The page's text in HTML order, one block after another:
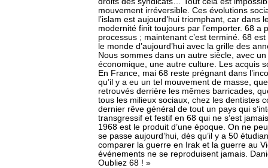
mouvement irréversible. Ces évolutions
l’islam est aujourd’hui triomphant, car
modernité finit toujours par l’emporter. 68
processus ; maintenant c’est terminé. 68
le monde d’aujourd’hui avec la grille des
Nous sommes dans un autre siècle, avec
économique, une autre culture. Les acquis
En France, mai 68 reste prégnant dans
qu’il y a eu un tel mouvement de masse,
retrouvés derrière les mêmes barricades,
tous les milieux sociaux, chez les dentistes
dernier rêve général de tout un pays qui
transgressif et festif en 68 qui ne s’est
1968 est le produit d’une époque. On ne
se passe aujourd’hui, dès qu’il y a 50
comparer la guerre en Irak et la guerre au
événements ne se reproduisent jamais.
Oubliez 68 ! »